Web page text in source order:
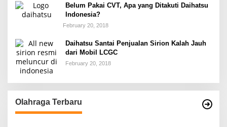
Belum Pakai CVT, Apa yang Ditakuti Daihatsu
Indonesia?
February 20, 2018
Daihatsu Santai Penjualan Sirion Kalah Jauh
dari Mobil LCGC
February 20, 2018
Olahraga Terbaru